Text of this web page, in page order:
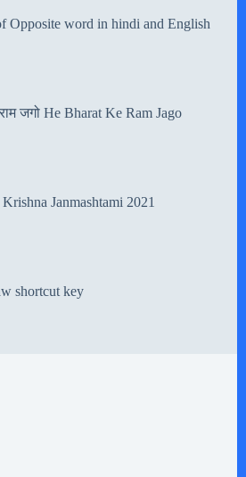
Opposite word in hindi and English
जगो He Bharat Ke Ram Jago
Janmashtami 2021
shortcut key